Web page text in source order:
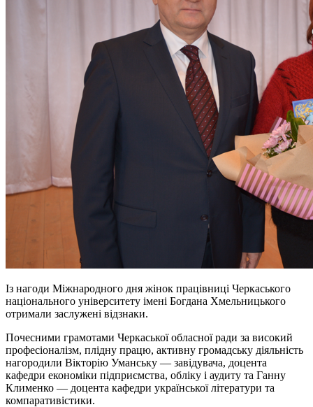
Із нагоди Міжнародного дня жінок працівниці Черкаського
національного університету імені Богдана Хмельницького
отримали заслужені відзнаки.
Почесними грамотами Черкаської обласної ради за високий
професіоналізм, плідну працю, активну громадську діяльність
нагородили Вікторію Уманську — завідувача, доцента
кафедри економіки підприємства, обліку і аудиту та Ганну
Клименко — доцента кафедри української літератури та
компаративістики.